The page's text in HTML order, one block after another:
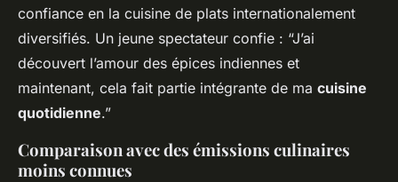
confiance en la cuisine de plats internationalement
diversifiés. Un jeune spectateur confie : “J’ai
découvert l’amour des épices indiennes et
maintenant, cela fait partie intégrante de ma cuisine
quotidienne.”
Comparaison avec des émissions culinaires
moins connues